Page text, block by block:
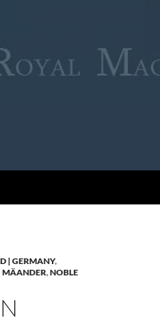
| GERMANY,
MÄANDER,NOBLE